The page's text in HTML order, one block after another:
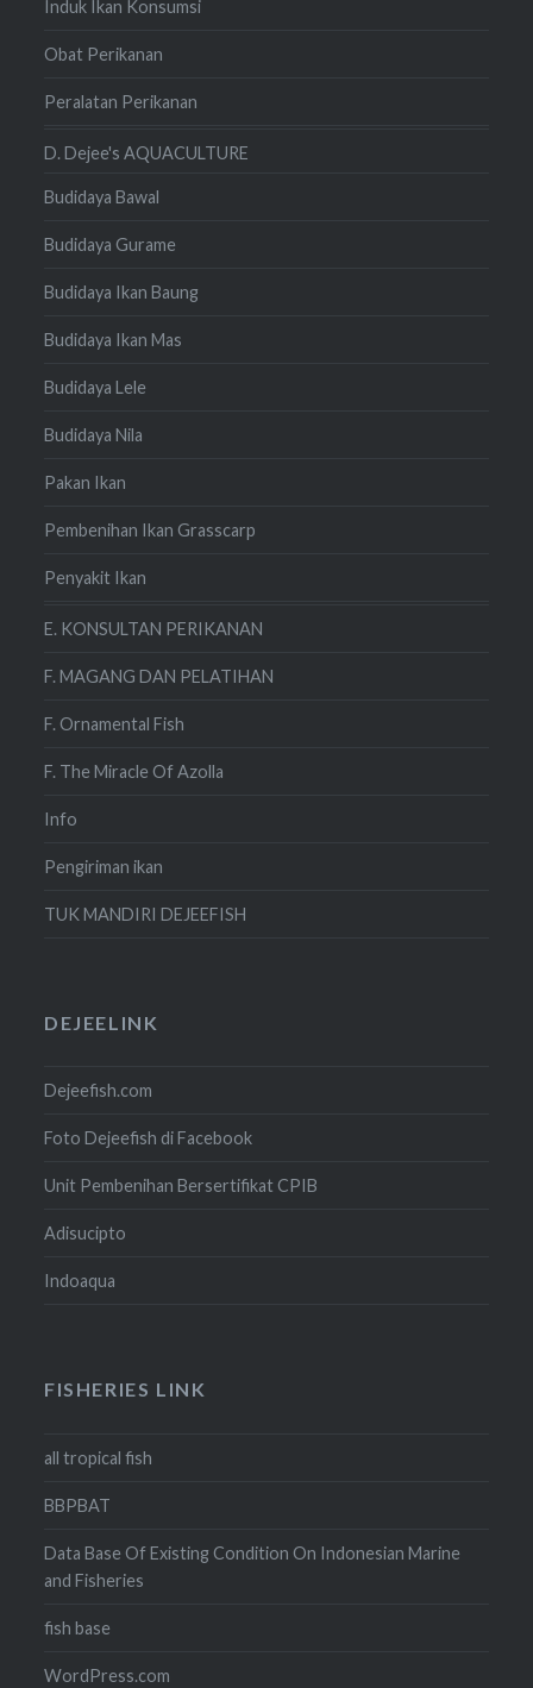
Induk Ikan Konsumsi
Obat Perikanan
Peralatan Perikanan
D. Dejee's AQUACULTURE
Budidaya Bawal
Budidaya Gurame
Budidaya Ikan Baung
Budidaya Ikan Mas
Budidaya Lele
Budidaya Nila
Pakan Ikan
Pembenihan Ikan Grasscarp
Penyakit Ikan
E. KONSULTAN PERIKANAN
F. MAGANG DAN PELATIHAN
F. Ornamental Fish
F. The Miracle Of Azolla
Info
Pengiriman ikan
TUK MANDIRI DEJEEFISH
DEJEELINK
Dejeefish.com
Foto Dejeefish di Facebook
Unit Pembenihan Bersertifikat CPIB
Adisucipto
Indoaqua
FISHERIES LINK
all tropical fish
BBPBAT
Data Base Of Existing Condition On Indonesian Marine
and Fisheries
fish base
WordPress.com